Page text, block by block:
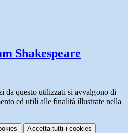
Shakespeare
da questo utilizzati si avvalgono di
ed utili alle finalità illustrate nella
Accetta tutti i cookies